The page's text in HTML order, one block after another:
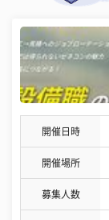
開催日時
開催場所
募集人数